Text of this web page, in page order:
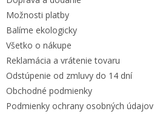
Možnosti platby
Balíme ekologicky
Všetko o nákupe
Reklamácia a vrátenie tovaru
Odstúpenie od zmluvy do 14 dní
Obchodné podmienky
Podmienky ochrany osobných údajov